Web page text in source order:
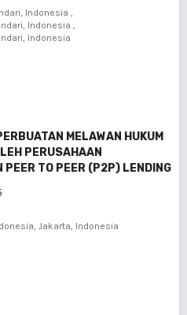
Indonesia ,
Indonesia ,
Indonesia
MELAWAN HUKUM
PERUSAHAAN
PEER TO PEER (P2P) LENDING
Jakarta, Indonesia